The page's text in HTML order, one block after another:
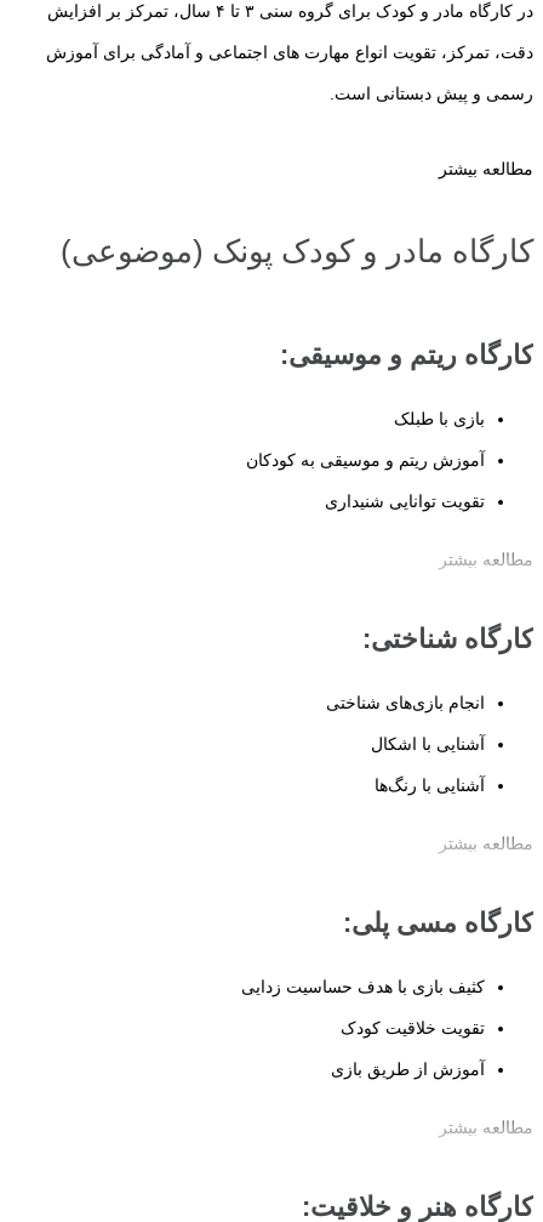
در کارگاه مادر و کودک برای گروه سنی ۳ تا ۴ سال، تمرکز بر افزایش
دقت، تمرکز، تقویت انواع مهارت‌ های اجتماعی و آمادگی برای آموزش
رسمی و پیش دبستانی است.
مطالعه بیشتر
کارگاه‌ مادر و کودک پونک (موضوعی)
کارگاه ریتم و موسیقی:
بازی با طبلک
آموزش ریتم و موسیقی به کودکان
تقویت توانایی شنیداری
کارگاه ریتم و موسیقی، فضایی شاد برای تقویت مهارت شنیداری، حس
است.
مطالعه بیشتر
کارگاه شناختی:
انجام بازی‌های شناختی
آشنایی با اشکال
آشنایی با رنگ‌ها
مسئله از طریق بازی‌های دسته‌بندی، پازل‌های ساده و داستان‌های تعاملی
مطالعه بیشتر
کارگاه مسی پلی:
کثیف بازی با هدف حساسیت زدایی
تقویت خلاقیت کودک
آموزش از طریق بازی
کارگاه مسی پلی (بازی کثیف)، فضایی برای لمس و در هم آمیختن مواد
شکوفا می‌کند.
مطالعه بیشتر
کارگاه هنر و خلاقیت: